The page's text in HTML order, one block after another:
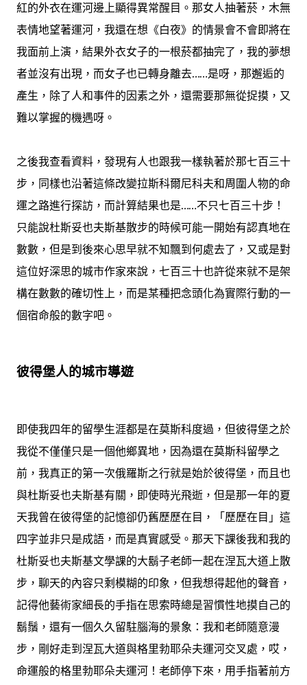
紅的外衣在運河邊上顯得異常醒目。那女人抽著菸，木無
表情地望著運河，我還在想《白夜》的情景會不會即將在
我面前上演，結果外衣女子的一根菸都抽完了，我的夢想
者並沒有出現，而女子也已轉身離去……是呀，那邂逅的
產生，除了人和事件的因素之外，還需要那無從捉摸，又
難以掌握的機遇呀。
之後我查看資料，發現有人也跟我一樣執著於那七百三十
步，同樣也沿著這條改變拉斯科爾尼科夫和周圍人物的命
運之路進行探訪，而計算結果也是……不只七百三十步！
只能說杜斯妥也夫斯基散步的時候可能一開始有認真地在
數數，但是到後來心思早就不知飄到何處去了，又或是對
這位好深思的城市作家來說，七百三十也許從來就不是架
構在數數的確切性上，而是某種把念頭化為實際行動的一
個宿命般的數字吧。
彼得堡人的城市導遊
即使我四年的留學生涯都是在莫斯科度過，但彼得堡之於
我從不僅僅只是一個他鄉異地，因為還在莫斯科留學之
前，我真正的第一次俄羅斯之行就是始於彼得堡，而且也
與杜斯妥也夫斯基有關，即使時光飛逝，但是那一年的夏
天我曾在彼得堡的記憶卻仍舊歷歷在目，「歷歷在目」這
四字並非只是成語，而是真實感受。那天下課後我和我的
杜斯妥也夫斯基文學課的大鬍子老師一起在涅瓦大道上散
步，聊天的內容只剩模糊的印象，但我想得起他的聲音，
記得他藝術家細長的手指在思索時總是習慣性地摸自己的
鬍鬚，還有一個久久留駐腦海的景象：我和老師隨意漫
步，剛好走到涅瓦大道與格里勃耶朵夫運河交叉處，哎，
命運般的格里勃耶朵夫運河！老師停下來，用手指著前方